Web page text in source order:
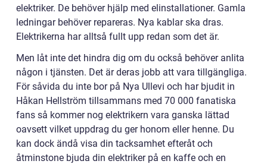
elektriker. De behöver hjälp med elinstallationer. Gamla
ledningar behöver repareras. Nya kablar ska dras.
Elektrikerna har alltså fullt upp redan som det är.
Men låt inte det hindra dig om du också behöver anlita
någon i tjänsten. Det är deras jobb att vara tillgängliga.
För såvida du inte bor på Nya Ullevi och har bjudit in
Håkan Hellström tillsammans med 70 000 fanatiska
fans så kommer nog elektrikern vara ganska lättad
oavsett vilket uppdrag du ger honom eller henne. Du
kan dock ändå visa din tacksamhet efteråt och
åtminstone bjuda din elektriker på en kaffe och en